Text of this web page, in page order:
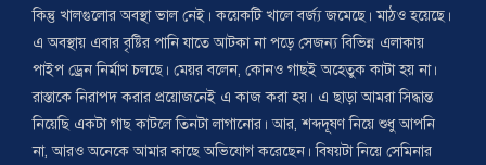
কিন্তু খালগুলোর অবস্থা ভাল নেই। কয়েকটি খালে বর্জ্য জমেছে। মাঠও হয়েছে।
এ অবস্থায় এবার বৃষ্টির পানি যাতে আটকা না পড়ে সেজন্য বিভিন্ন এলাকায়
পাইপ ড্রেন নির্মাণ চলছে। মেয়র বলেন, কোনও গাছই অহেতুক কাটা হয় না।
রাস্তাকে নিরাপদ করার প্রয়োজনেই এ কাজ করা হয়। এ ছাড়া আমরা সিদ্ধান্ত
নিয়েছি একটা গাছ কাটলে তিনটা লাগানোর। আর, শব্দদূষণ নিয়ে শুধু আপনি
না, আরও অনেকে আমার কাছে অভিযোগ করেছেন। বিষয়টা নিয়ে সেমিনার